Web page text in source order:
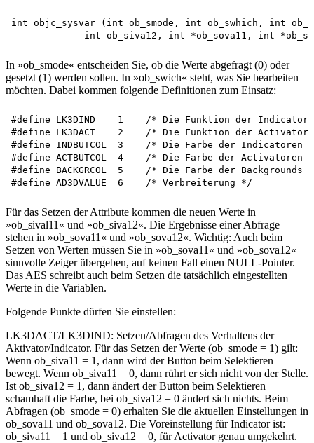
int objc_sysvar (int ob_smode, int ob_swhich, int
In »ob_smode« entscheiden Sie, ob die Werte abgefragt (0) oder
gesetzt (1) werden sollen. In »ob_swich« steht, was Sie bearbeiten
möchten. Dabei kommen folgende Definitionen zum Einsatz:
#define LK3DIND    1	/* Die Funktion der Indicatoren */
#define LK3DACT    2	/* Die Funktion der Activatoren */
#define INDBUTCOL  3	/* Die Farbe der Indicatoren */
#define ACTBUTCOL  4	/* Die Farbe der Activatoren */
#define BACKGRCOL  5	/* Die Farbe der Backgrounds */
Für das Setzen der Attribute kommen die neuen Werte in
»ob_sival11« und »ob_siva12«. Die Ergebnisse einer Abfrage
stehen in »ob_sova11« und »ob_sova12«. Wichtig: Auch beim
Setzen von Werten müssen Sie in »ob_sova11« und »ob_sova12«
sinnvolle Zeiger übergeben, auf keinen Fall einen NULL-Pointer.
Das AES schreibt auch beim Setzen die tatsächlich eingestellten
Werte in die Variablen.
Folgende Punkte dürfen Sie einstellen:
LK3DACT/LK3DIND: Setzen/Abfragen des Verhaltens der
Aktivator/Indicator. Für das Setzen der Werte (ob_smode = 1) gilt:
Wenn ob_siva11 = 1, dann wird der Button beim Selektieren
bewegt. Wenn ob_siva11 = 0, dann rührt er sich nicht von der Stelle.
Ist ob_siva12 = 1, dann ändert der Button beim Selektieren
schamhaft die Farbe, bei ob_siva12 = 0 ändert sich nichts. Beim
Abfragen (ob_smode = 0) erhalten Sie die aktuellen Einstellungen in
ob_sova11 und ob_sova12. Die Voreinstellung für Indicator ist:
ob_siva11 = 1 und ob_siva12 = 0, für Activator genau umgekehrt.